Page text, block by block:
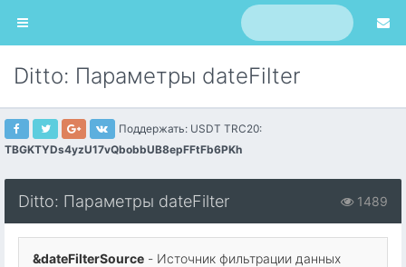
Ditto: Параметры dateFilter
Поддержать: USDT TRC20:
TBGKTYDs4yzU17vQbobbUB8epFFtFb6PKh
1489
Ditto: Параметры dateFilter
&dateFilterSource - Источник фильтрации данных